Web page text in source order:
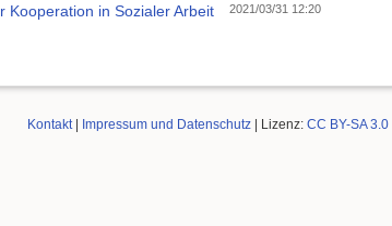
Kooperation in Sozialer Arbeit 2021/03/31 12:20
Kontakt| Impressum und Datenschutz | Lizenz: CC BY-SA 3.0